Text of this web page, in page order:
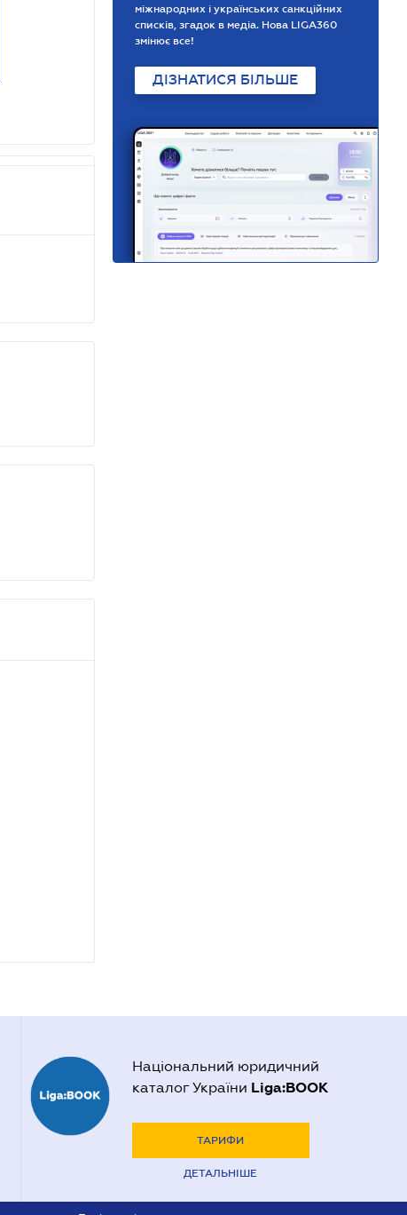
міжнародних і українських санкційних
списків, згадок в медіа. Нова LIGA360
змінює все!
ДІЗНАТИСЯ БІЛЬШЕ
Національний юридичний
каталог України Liga:BOOK
ТАРИФИ
ДЕТАЛЬНІШЕ